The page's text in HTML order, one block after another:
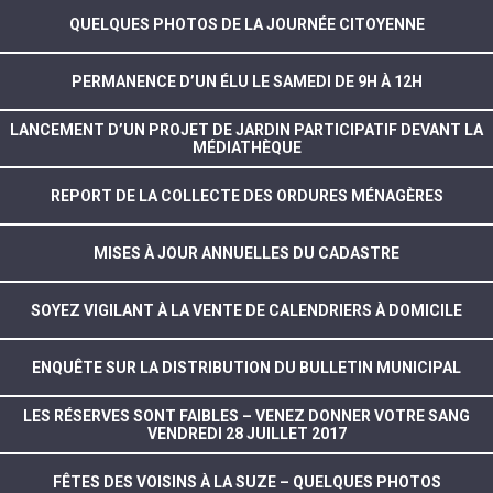
QUELQUES PHOTOS DE LA JOURNÉE CITOYENNE
PERMANENCE D’UN ÉLU LE SAMEDI DE 9H À 12H
LANCEMENT D’UN PROJET DE JARDIN PARTICIPATIF DEVANT LA
MÉDIATHÈQUE
REPORT DE LA COLLECTE DES ORDURES MÉNAGÈRES
MISES À JOUR ANNUELLES DU CADASTRE
SOYEZ VIGILANT À LA VENTE DE CALENDRIERS À DOMICILE
ENQUÊTE SUR LA DISTRIBUTION DU BULLETIN MUNICIPAL
LES RÉSERVES SONT FAIBLES – VENEZ DONNER VOTRE SANG
VENDREDI 28 JUILLET 2017
FÊTES DES VOISINS À LA SUZE – QUELQUES PHOTOS